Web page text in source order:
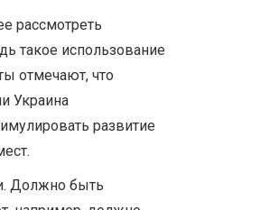
рассмотреть
такое использование
отмечают, что
Украина
развитие
Должно быть